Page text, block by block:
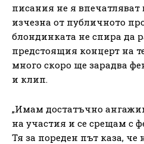
писания не я впечатляват
изчезна от публичното
блондинката не спира да
предстоящия концерт на
много скоро ще зарадва
и клип.
„Имам достатъчно
на участия и се срещам с
Тя за пореден път каза, че